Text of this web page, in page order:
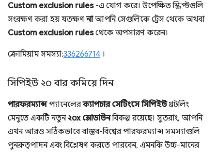
Custom exclusion rules-এ যোগ করে। উপেক্ষিত স্ক্রিপ্টগুলি
সংরক্ষণ করা হয় যতক্ষণ নাআপনি সেগুলিকে ট্রেস থেকে অথবা
Custom exclusion rulesথেকে অপসারণ করেন।
ক্রোমিয়াম সমস্যা:336266714 ।
সিপিইউ ২০ বার কমিয়ে দিন
পারফরম্যান্সপ্যানেলেরক্যাপচার সেটিংসে সিপিইউথ্রটলিং
মেনুতে একটি নতুন২০x স্লোডাউনবিকল্প রয়েছে। সুতরাং, আপনি
এখন আরও সঠিকভাবে বাস্তব-বিশ্বের পারফরম্যান্স সমস্যাগুলি
পুনরুত্পাদন এবং বিশ্লেষণ করতে পারবেন, এমনকি উচ্চ-মানের